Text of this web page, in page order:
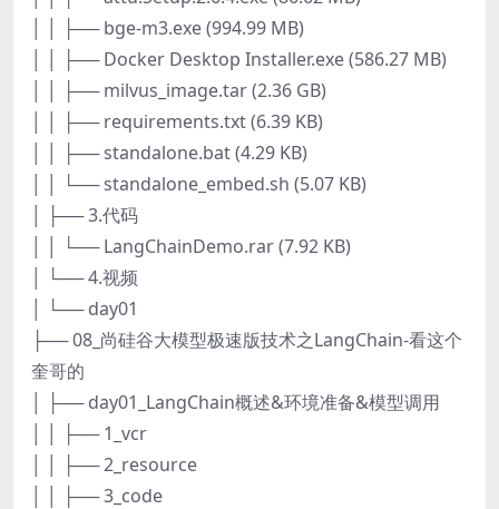
│ │ ├── bge-m3.exe (994.99 MB)
│ │ ├── Docker Desktop Installer.exe (586.27 MB)
│ │ ├── milvus_image.tar (2.36 GB)
│ │ ├── requirements.txt (6.39 KB)
│ │ ├── standalone.bat (4.29 KB)
│ │ └── standalone_embed.sh (5.07 KB)
│ ├── 3.代码
│ │ └── LangChainDemo.rar (7.92 KB)
│ └── 4.视频
│ └── day01
├── 08_尚硅谷大模型极速版技术之LangChain-看这个
奎哥的
│ ├── day01_LangChain概述&环境准备&模型调用
│ │ ├── 1_vcr
│ │ ├── 2_resource
│ │ ├── 3_code